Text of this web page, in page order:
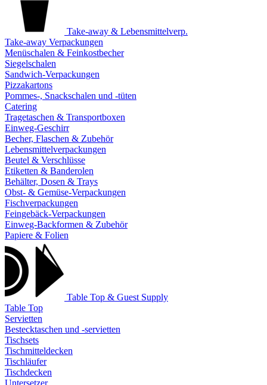
Take-away & Lebensmittelverp.
Take-away Verpackungen
Menüschalen & Feinkostbecher
Siegelschalen
Sandwich-Verpackungen
Pizzakartons
Pommes-, Snackschalen und -tüten
Catering
Tragetaschen & Transportboxen
Einweg-Geschirr
Becher, Flaschen & Zubehör
Lebensmittelverpackungen
Beutel & Verschlüsse
Etiketten & Banderolen
Behälter, Dosen & Trays
Obst- & Gemüse-Verpackungen
Fischverpackungen
Feingebäck-Verpackungen
Einweg-Backformen & Zubehör
Papiere & Folien
Table Top & Guest Supply
Table Top
Servietten
Bestecktaschen und -servietten
Tischsets
Tischmitteldecken
Tischläufer
Tischdecken